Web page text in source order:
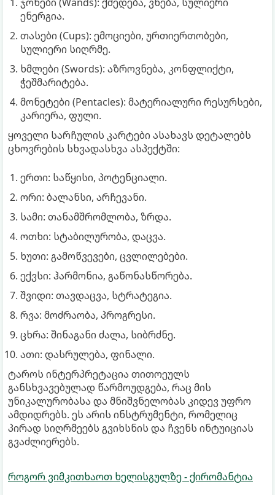
ენერგია.
თასები (Cups): ემოციები, ურთიერთობები,
სულიერი სიღრმე.
ხმლები (Swords): აზროვნება, კონფლიქტი,
ჭეშმარიტება.
მონეტები (Pentacles): მატერიალური რესურსები,
კარიერა, ფული.
ყოველი სარჩულის კარტები ასახავს დეტალებს
ცხოვრების სხვადასხვა ასპექტში:
ერთი: საწყისი, პოტენციალი.
ორი: ბალანსი, არჩევანი.
სამი: თანამშრომლობა, ზრდა.
ოთხი: სტაბილურობა, დაცვა.
ხუთი: გამოწვევები, ცვლილებები.
ექვსი: ჰარმონია, გაწონასწორება.
შვიდი: თავდაცვა, სტრატეგია.
რვა: მოძრაობა, პროგრესი.
ცხრა: შინაგანი ძალა, სიბრძნე.
ათი: დასრულება, ფინალი.
ტაროს ინტერპრეტაცია თითოეულს
განსხვავებულად წარმოუდგება, რაც მის
უნიკალურობასა და მნიშვნელობას კიდევ უფრო
ამდიდრებს. ეს არის ინსტრუმენტი, რომელიც
პირად სიღრმეებს გვიხსნის და ჩვენს ინტუიციას
გვაძლიერებს.
როგორ ვიმკითხაოთ ხელისგულზე - ქირომანტია